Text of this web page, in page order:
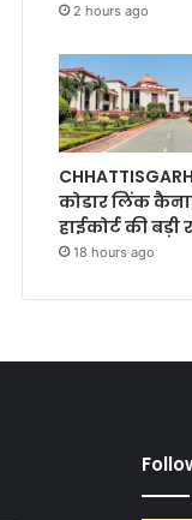
2 hours ago
कोडार लिंक
हाईकोर्ट की बड़ी
18 hours ago